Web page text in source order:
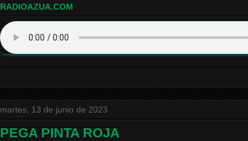
RADIOAZUA.COM
martes, 13 de junio de 2023
PEGA PINTA ROJA